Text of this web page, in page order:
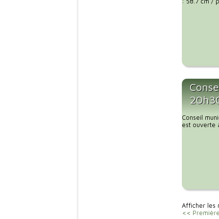
Conseil
est ouverte
Afficher les
<< Première